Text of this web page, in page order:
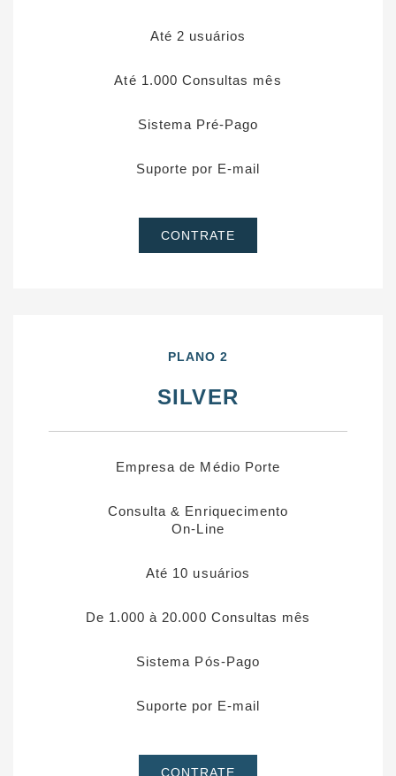
Até 2 usuários
Até 1.000 Consultas mês
Sistema Pré-Pago
Suporte por E-mail
CONTRATE
PLANO 2
SILVER
Empresa de Médio Porte
Consulta & Enriquecimento
On-Line
Até 10 usuários
De 1.000 à 20.000 Consultas mês
Sistema Pós-Pago
Suporte por E-mail
CONTRATE